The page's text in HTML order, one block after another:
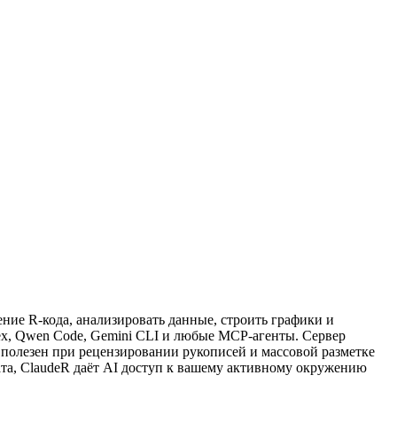
R-кода, анализировать данные, строить графики и
Qwen Code, Gemini CLI и любые MCP-агенты. Сервер
при рецензировании рукописей и массовой разметке
ClaudeR даёт AI доступ к вашему активному окружению